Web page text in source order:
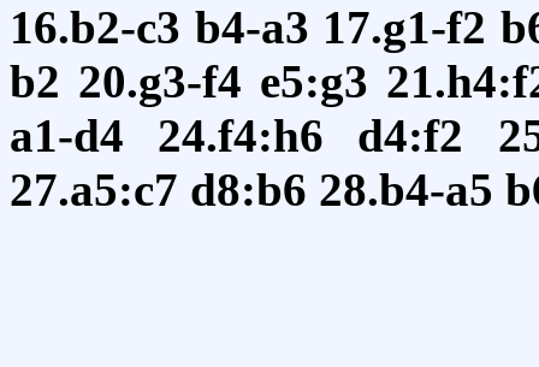
16.b2-c3 b4-a3 17.g1-f2
b2 20.g3-f4 e5:g3
a1-d4
24.f4:h6 d4:f2
27.a5:c7 d8:b6 28.b4-a5